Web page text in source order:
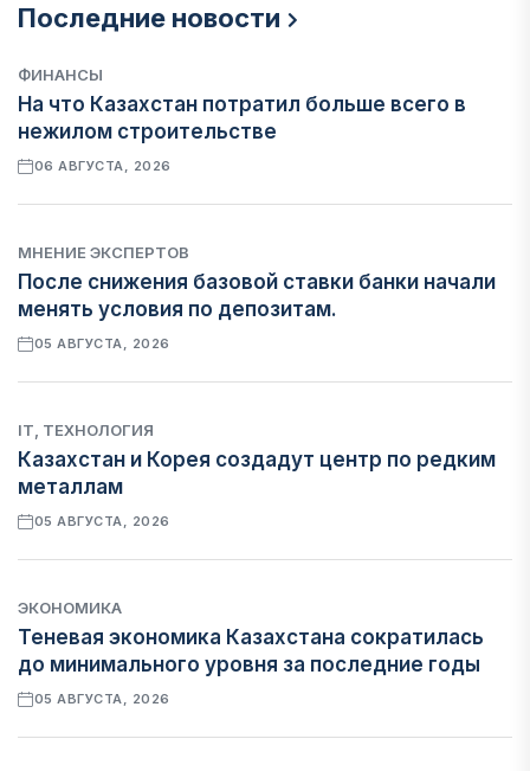
Последние новости
ФИНАНСЫ
На что Казахстан потратил больше всего в
нежилом строительстве
06 АВГУСТА, 2026
МНЕНИЕ ЭКСПЕРТОВ
После снижения базовой ставки банки начали
менять условия по депозитам.
05 АВГУСТА, 2026
IT, ТЕХНОЛОГИЯ
Казахстан и Корея создадут центр по редким
металлам
05 АВГУСТА, 2026
ЭКОНОМИКА
Теневая экономика Казахстана сократилась
до минимального уровня за последние годы
05 АВГУСТА, 2026